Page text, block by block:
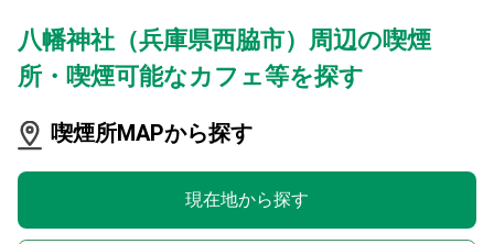
八幡神社（兵庫県西脇市）周辺の喫煙
所・喫煙可能なカフェ等を探す
喫煙所MAPから探す
現在地から探す